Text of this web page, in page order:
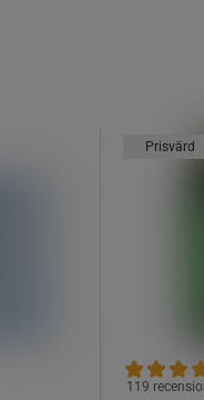
Prisvärd
119